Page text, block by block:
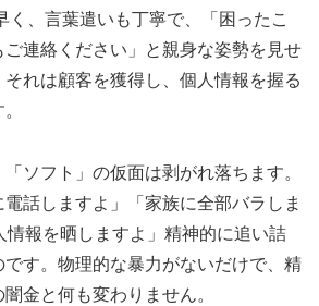
く、言葉遣いも丁寧で、「困ったこ
ご連絡ください」と親身な姿勢を見せ
れは顧客を獲得し、個人情報を握る
ソフト」の仮面は剥がれ落ちます。
電話しますよ」「家族に全部バラしま
情報を晒しますよ」精神的に追い詰
す。物理的な暴力がないだけで、精
金と何も変わりません。